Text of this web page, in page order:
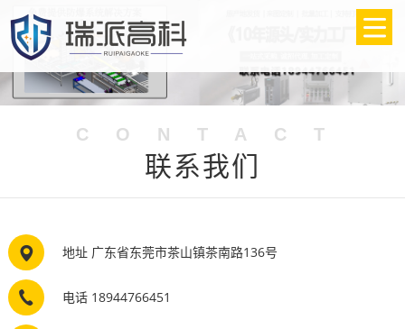
CONTACT
联系我们
地址 广东省东莞市茶山镇茶南路136号
电话 18944766451